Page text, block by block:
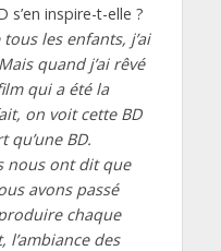
inspire-t-elle ?
les enfants, j’ai
quand j’ai rêvé
qui a été la
on voit cette BD
qu’une BD.
nous ont dit que
avons passé
chaque
des